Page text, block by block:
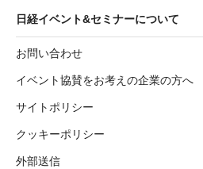
日経イベント&セミナーについて
お問い合わせ
イベント協賛をお考えの企業の方へ
サイトポリシー
クッキーポリシー
外部送信